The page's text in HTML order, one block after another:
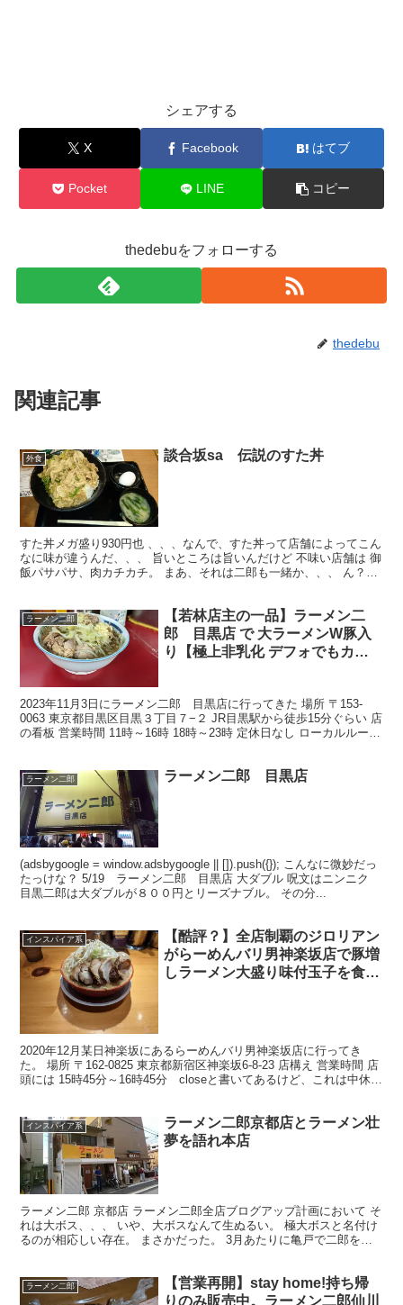
シェアする
X Facebook はてブ
Pocket LINE コピー
thedebuをフォローする
thedebu
関連記事
外食 談合坂sa 伝説のすた丼
すた丼メガ盛り930円也 、、、なんで、すた丼って店舗によってこん
なに味が違うんだ、、、 旨いところは旨いんだけど 不味い店舗は 御
飯パサパサ、肉カチカチ。 まあ、それは二郎も一緒か、、、 ん？談
ラーメン二郎
【若林店主の一品】ラーメン二
郎 目黒店 で 大ラーメンW豚入
り【極上非乳化 デフォでもカタ
2023年11月3日にラーメン二郎 目黒店に行ってきた 場所 〒153-
0063 東京都目黒区目黒３丁目７−２ JR目黒駅から徒歩15分ぐらい 店
の看板 営業時間 11時～16時 18時～23時 定休日なし ローカルルール
ラーメン二郎 ラーメン二郎 目黒店
(adsbygoogle = window.adsbygoogle || []).push({}); こんなに微妙だっ
たっけな？ 5/19 ラーメン二郎 目黒店 大ダブル 呪文はニンニク
目黒二郎は大ダブルが８００円とリーズナブル。 その分...
インスパイア系
【酷評？】全店制覇のジロリアン
がらーめんバリ男神楽坂店で豚増
しラーメン大盛り味付玉子を食べ
2020年12月某日神楽坂にあるらーめんバリ男神楽坂店に行ってき
た。 場所 〒162-0825 東京都新宿区神楽坂6-8-23 店構え 営業時間 店
頭には 15時45分～16時45分 closeと書いてあるけど、これは中休み
インスパイア系
ラーメン二郎京都店とラーメン壮
夢を語れ本店
ラーメン二郎 京都店 ラーメン二郎全店ブログアップ計画において そ
れは大ボス、、、 いや、大ボスなんて生ぬるい。 極大ボスと名付け
るのが相応しい存在。 まさかだった。 3月あたりに亀戸で二郎を食
ラーメン二郎
【営業再開】stay home!持ち帰
りのみ販売中。ラーメン二郎仙川